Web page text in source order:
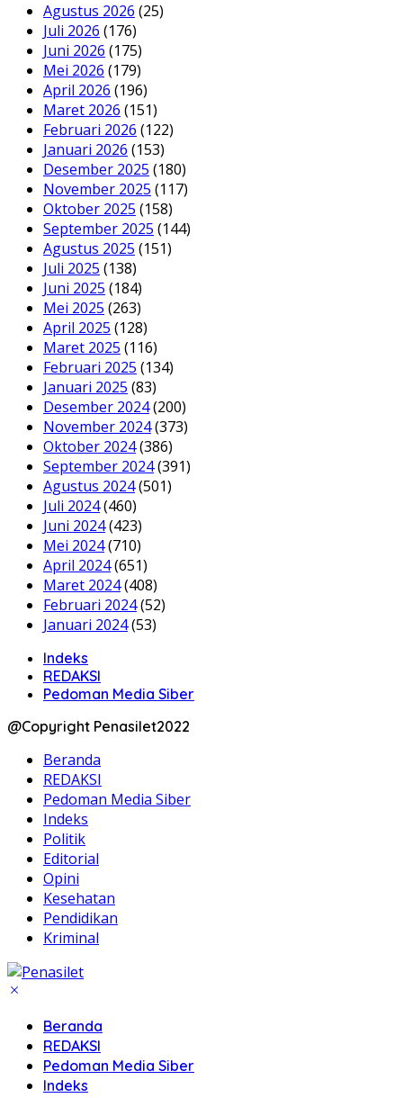
Agustus 2026 (25)
Juli 2026 (176)
Juni 2026 (175)
Mei 2026 (179)
April 2026 (196)
Maret 2026 (151)
Februari 2026 (122)
Januari 2026 (153)
Desember 2025 (180)
November 2025 (117)
Oktober 2025 (158)
September 2025 (144)
Agustus 2025 (151)
Juli 2025 (138)
Juni 2025 (184)
Mei 2025 (263)
April 2025 (128)
Maret 2025 (116)
Februari 2025 (134)
Januari 2025 (83)
Desember 2024(200)
November 2024(373)
Oktober 2024(386)
September 2024(391)
Agustus 2024(501)
Juli 2024(460)
Juni 2024(423)
Mei 2024(710)
April 2024(651)
Maret 2024(408)
Februari 2024(52)
Januari 2024(53)
Indeks
REDAKSI
Pedoman Media Siber
@Copyright Penasilet2022
Beranda
REDAKSI
Pedoman Media Siber
Indeks
Politik
Editorial
Opini
Kesehatan
Pendidikan
Kriminal
Beranda
REDAKSI
Pedoman Media Siber
Indeks